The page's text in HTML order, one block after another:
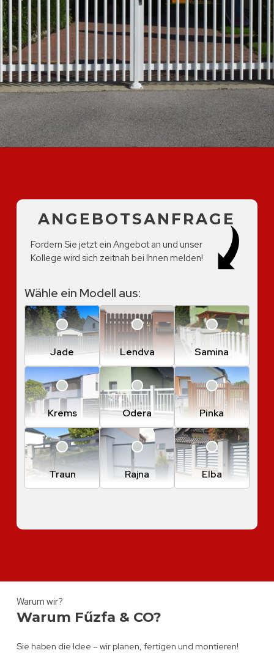
ANGEBOTSANFRAGE
Fordern Sie jetzt ein Angebot an und unser
Kollege wird sich zeitnah bei Ihnen melden!
Wähle ein Modell aus:
Jade Lendva Samina
Krems Odera Pinka
Traun Rajna Elba
Warum wir?
Warum Fűzfa & CO?
Sie haben die Idee – wir planen, fertigen und montieren!